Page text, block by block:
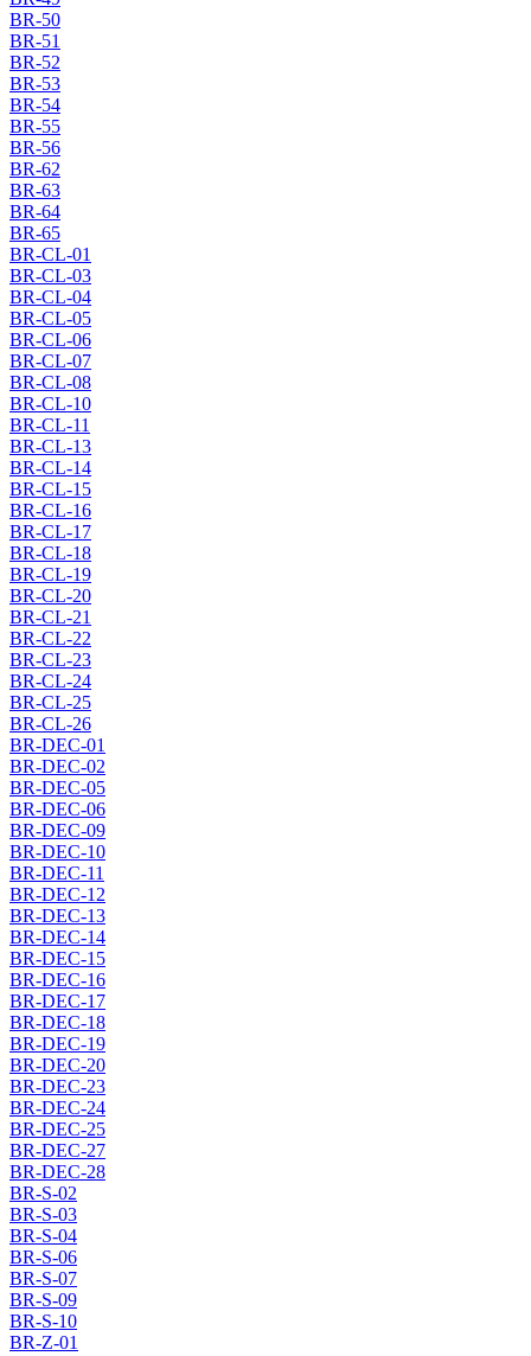
BR-50
BR-51
BR-52
BR-53
BR-54
BR-55
BR-56
BR-62
BR-63
BR-64
BR-65
BR-CL-01
BR-CL-03
BR-CL-04
BR-CL-05
BR-CL-06
BR-CL-07
BR-CL-08
BR-CL-10
BR-CL-11
BR-CL-13
BR-CL-14
BR-CL-15
BR-CL-16
BR-CL-17
BR-CL-18
BR-CL-19
BR-CL-20
BR-CL-21
BR-CL-22
BR-CL-23
BR-CL-24
BR-CL-25
BR-CL-26
BR-DEC-01
BR-DEC-02
BR-DEC-05
BR-DEC-06
BR-DEC-09
BR-DEC-10
BR-DEC-11
BR-DEC-12
BR-DEC-13
BR-DEC-14
BR-DEC-15
BR-DEC-16
BR-DEC-17
BR-DEC-18
BR-DEC-19
BR-DEC-20
BR-DEC-23
BR-DEC-24
BR-DEC-25
BR-DEC-27
BR-DEC-28
BR-S-02
BR-S-03
BR-S-04
BR-S-06
BR-S-07
BR-S-09
BR-S-10
BR-Z-01